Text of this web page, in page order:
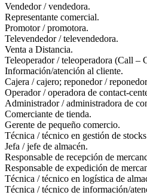
Vendedor / vendedora.
Representante comercial.
Promotor / promotora.
Televendedor / televendedora.
Venta a Distancia.
Teleoperador / teleoperadora (Call –
Información/atención al cliente.
Cajera / cajero; reponedor /
Operador / operadora de contact-
Administrador / administradora de
Comerciante de tienda.
Gerente de pequeño comercio.
Técnica / técnico en gestión de
Jefa / jefe de almacén.
Responsable de recepción de
Responsable de expedición de
Técnica / técnico en logística de
Técnica / técnico de información/